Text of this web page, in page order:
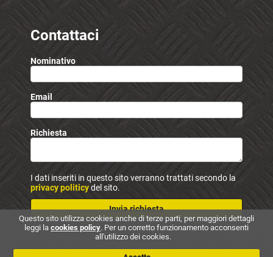
Questo sito utilizza cookies anche di terze parti, per maggiori dettagli
leggi la cookies policy. Per un corretto funzionamento acconsenti
all'utilizzo dei cookies.
Contattaci
Nominativo
Email
Richiesta
I dati inseriti in questo sito verranno trattati secondo la
privacy politicydel sito.
Invia richiesta